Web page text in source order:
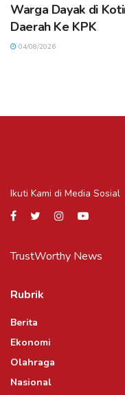
Warga Dayak di
Daerah Ke KPK
04/08/2026
Ikuti Kami di Media Sosial
TrustWorthy News
Rubrik
Berita
Ekonomi
Olahraga
Nasional